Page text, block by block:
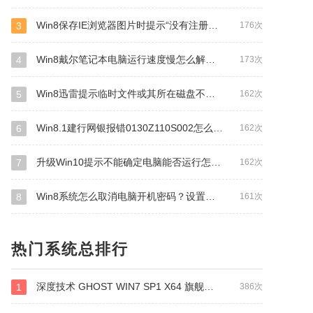
176次
3 Win8保存IE浏览器图片时提示“没有注册接口”怎么办？
173次
4 Win8戴尔笔记本电脑运行速度慢怎么解决？
162次
5 Win8迅雷提示临时文件或其所在磁盘不可写怎么办？
162次
6 Win8.1建行网银报错0130Z110S002怎么办？
162次
7 升级Win10提示不能确定电脑能否运行怎么办？
161次
8 Win8系统怎么取消电脑开机密码？设置开机不用输入密码的方法
热门系统总排行
386次
1 深度技术 GHOST WIN7 SP1 X64 旗舰稳定版 V2014.11